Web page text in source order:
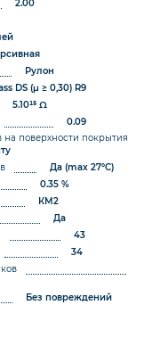
2.00
Рулон
DS (µ ≥ 0,30) R9
5.10¹⁵ Ω
0.09
поверхности покрытия
Да (max 27°C)
0.35 %
КМ2
Да
43
34
Без повреждений